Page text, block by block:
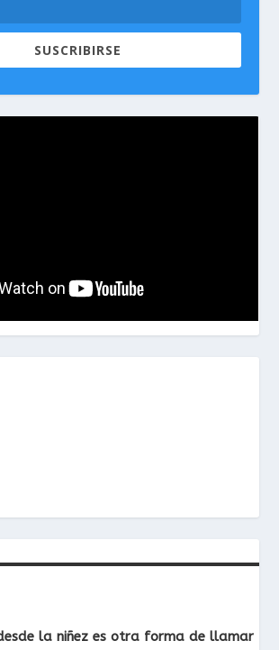
SUSCRIBIRSE
la niñez es otra forma de llamar